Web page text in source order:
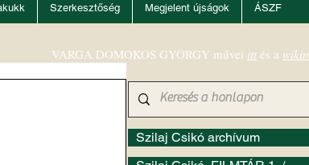
Szerkesztőség Megjelent újságok ÁSZF
Szilaj Csikó archívum
VARGA DOMOKOS GYÖRGY művei itt és a wikin